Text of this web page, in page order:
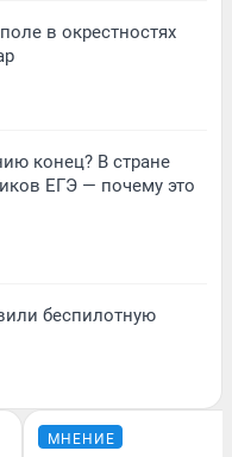
в окрестностях
конец? В стране
ЕГЭ — почему это
беспилотную
МНЕНИЕ